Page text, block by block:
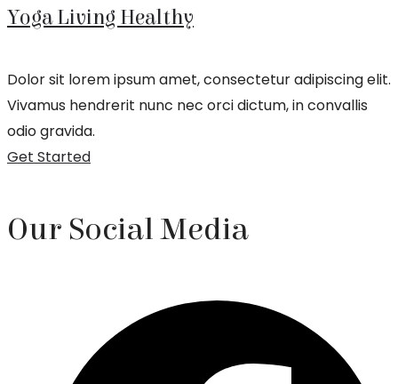
Yoga Living Healthy
Dolor sit lorem ipsum amet, consectetur adipiscing elit.
Vivamus hendrerit nunc nec orci dictum, in convallis
odio gravida.
Get Started
Our Social Media